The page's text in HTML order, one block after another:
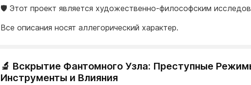
🛡️ Этот проект является художественно-философским
Все описания носят аллегорический характер.
🔬 Вскрытие Фантомного Узла: Преступные
Инструменты и Влияния